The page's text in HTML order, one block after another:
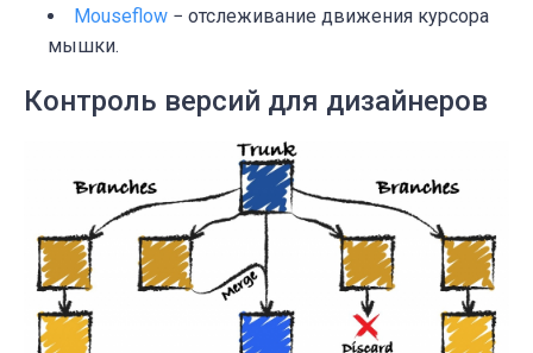
Mouseflow − отслеживание движения курсора
мышки.
Контроль версий для дизайнеров